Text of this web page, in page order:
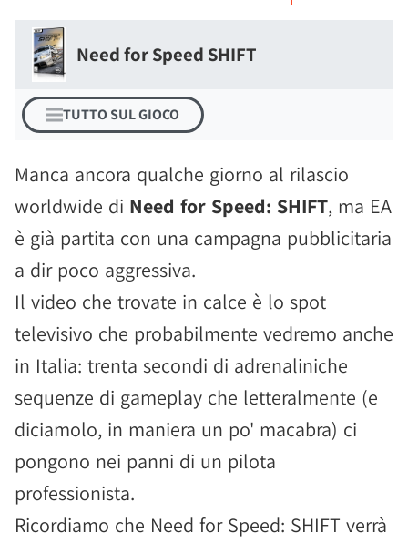
Need for Speed SHIFT
TUTTO SUL GIOCO
Manca ancora qualche giorno al rilascio
worldwide di Need for Speed: SHIFT, ma EA
è già partita con una campagna pubblicitaria
a dir poco aggressiva.
Il video che trovate in calce è lo spot
televisivo che probabilmente vedremo anche
in Italia: trenta secondi di adrenaliniche
sequenze di gameplay che letteralmente (e
diciamolo, in maniera un po' macabra) ci
pongono nei panni di un pilota
professionista.
Ricordiamo che Need for Speed: SHIFT verrà